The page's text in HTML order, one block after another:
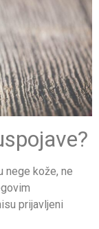
nege kože, ne
prijavljeni